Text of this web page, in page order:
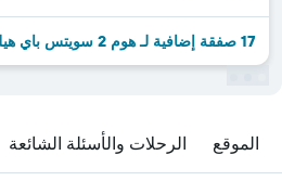
الموقع الرحلات والأسئلة الشائعة